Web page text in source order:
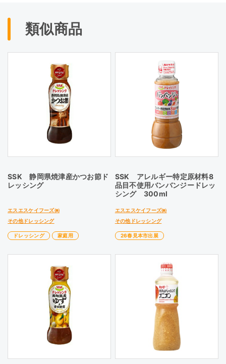
類似商品
SSK 静岡県焼津産かつお節ド
レッシング
エスエスケイフーズ㈱
その他ドレッシング
ドレッシング 家庭用
SSK アレルギー特定原材料8
品目不使用バンバンジードレッ
シング 300ml
エスエスケイフーズ㈱
その他ドレッシング
26春見本市出展